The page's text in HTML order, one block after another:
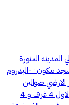
المدينة المنورة
شارعين 16 م امام مسجد تتكون : -البدروم
الارضي صوالين
وصالة وغرفة طعام ومطبخ كبير وحمامين . - الدور الاول 4 غرف و 4